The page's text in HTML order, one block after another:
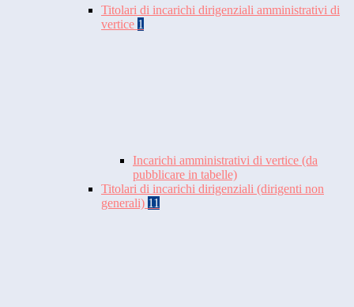
Titolari di incarichi dirigenziali amministrativi di
vertice 1
Incarichi amministrativi di vertice (da
pubblicare in tabelle)
Titolari di incarichi dirigenziali (dirigenti non
generali) 11